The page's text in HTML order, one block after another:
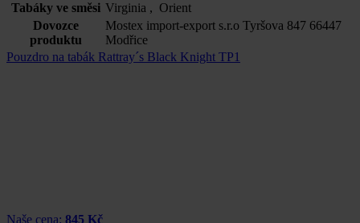
Tabáky ve směsi Virginia , Orient
Dovozce
produktu
Mostex import-export s.r.o Tyršova 847 66447
Modřice
Pouzdro na tabák Rattray´s Black Knight TP1
Naše cena: 845 Kč